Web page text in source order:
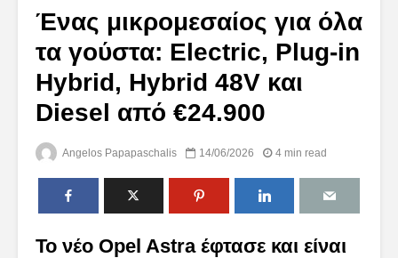
Ένας μικρομεσαίος για όλα
τα γούστα: Electric, Plug-in
Hybrid, Hybrid 48V και
Diesel από €24.900
Angelos Papapaschalis 14/06/2026 4 min read
Το νέο Opel Astra έφτασε και είναι